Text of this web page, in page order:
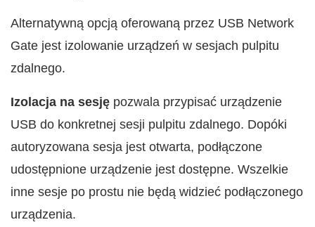
Alternatywną opcją oferowaną przez USB Network
Gate jest izolowanie urządzeń w sesjach pulpitu
zdalnego.
Izolacja na sesję pozwala przypisać urządzenie
USB do konkretnej sesji pulpitu zdalnego. Dopóki
autoryzowana sesja jest otwarta, podłączone
udostępnione urządzenie jest dostępne. Wszelkie
inne sesje po prostu nie będą widzieć podłączonego
urządzenia.